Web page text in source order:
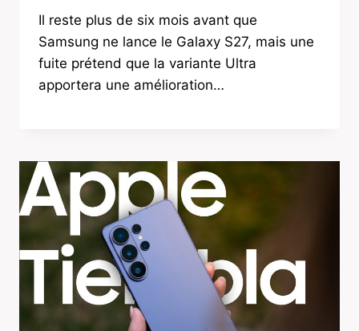
Il reste plus de six mois avant que
Samsung ne lance le Galaxy S27, mais une
fuite prétend que la variante Ultra
apportera une amélioration…